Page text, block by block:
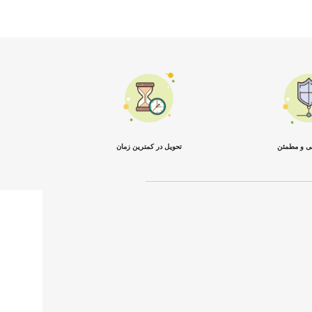
و مطمئن تحویل در کمترین زمان